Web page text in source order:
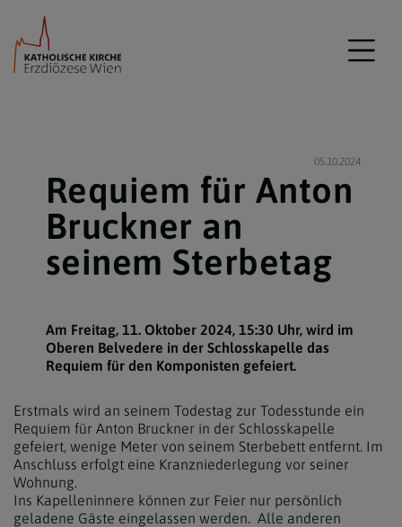
05.10.2024
Requiem für Anton
Bruckner an
seinem Sterbetag
Am Freitag, 11. Oktober 2024, 15:30 Uhr, wird im
Oberen Belvedere in der Schlosskapelle das
Requiem für den Komponisten gefeiert.
Erstmals wird an seinem Todestag zur Todesstunde ein
Requiem für Anton Bruckner in der Schlosskapelle
gefeiert, wenige Meter von seinem Sterbebett entfernt. Im
Anschluss erfolgt eine Kranzniederlegung vor seiner
Wohnung.
Ins Kapelleninnere können zur Feier nur persönlich
geladene Gäste eingelassen werden. Alle anderen